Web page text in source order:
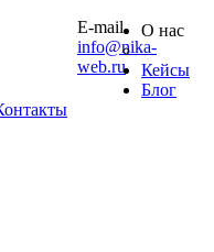
E-mail
info@nika-
web.ru
О нас
Кейсы
Блог